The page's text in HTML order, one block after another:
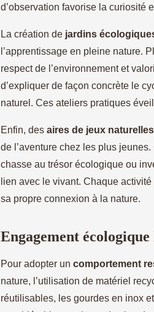
d’observation favorise la curiosité
La création de jardins
l’apprentissage en pleine nature.
respect de l’environnement et
d’expliquer de façon concrète le
naturel. Ces ateliers pratiques
Enfin, des aires de jeux naturelles
de l’aventure chez les plus
chasse au trésor écologique ou
lien avec le vivant. Chaque
sa propre connexion à la nature.
Engagement
Pour adopter un comportement
nature, l’utilisation de matériel
réutilisables, les gourdes en inox